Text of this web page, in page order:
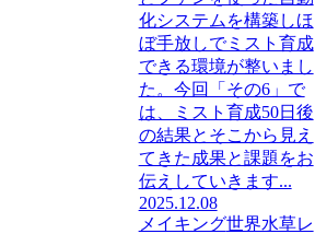
化システムを構築しほ
ぼ手放しでミスト育成
できる環境が整いまし
た。今回「その6」で
は、ミスト育成50日後
の結果とそこから見え
てきた成果と課題をお
伝えしていきます...
2025.12.08
メイキング世界水草レ